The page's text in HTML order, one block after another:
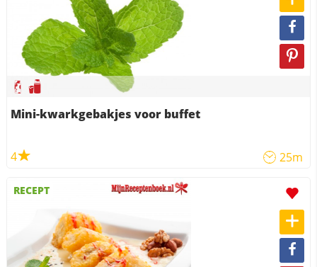
Mini-kwarkgebakjes voor buffet
4 25m
RECEPT